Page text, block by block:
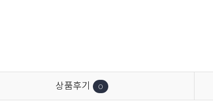
상품후기 0